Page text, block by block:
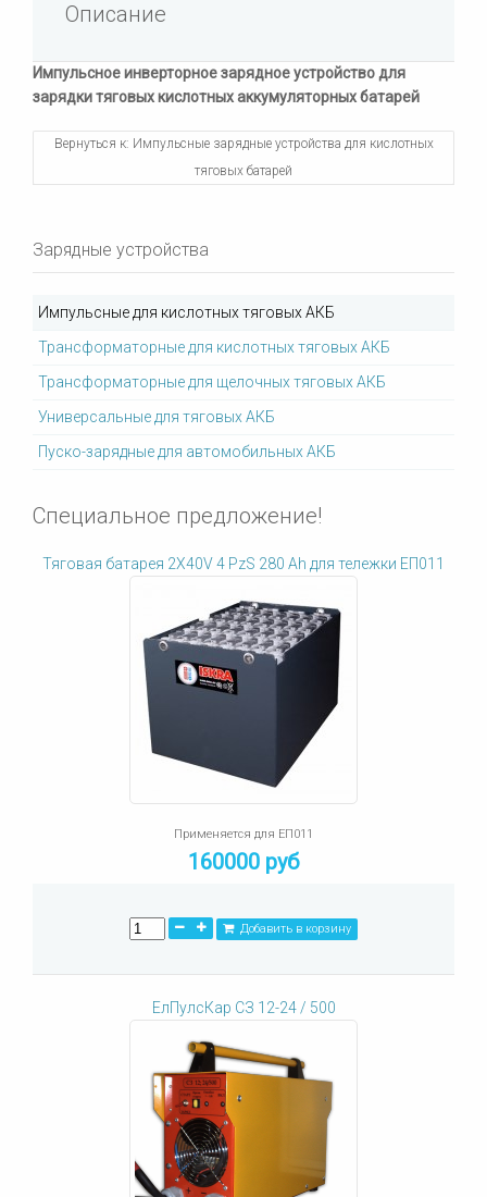
Описание
Импульсное инверторное зарядное устройство для
зарядки тяговых кислотных аккумуляторных батарей
Вернуться к: Импульсные зарядные устройства для кислотных
тяговых батарей
Зарядные устройства
Импульсные для кислотных тяговых АКБ
Трансформаторные для кислотных тяговых АКБ
Трансформаторные для щелочных тяговых АКБ
Универсальные для тяговых АКБ
Пуско-зарядные для автомобильных АКБ
Специальное предложение!
Тяговая батарея 2X40V 4 PzS 280 Ah для тележки ЕП011
Применяется для ЕП011
160000 руб
Добавить в корзину
ЕлПулсКар СЗ 12-24 / 500